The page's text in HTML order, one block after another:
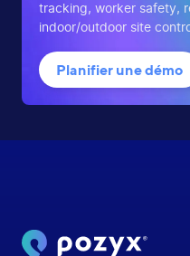
tracking, worker safety,
indoor/outdoor site
Planifier une démo